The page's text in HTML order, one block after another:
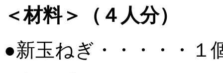
＜材料＞（４人分）
●新玉ねぎ・・・・・１